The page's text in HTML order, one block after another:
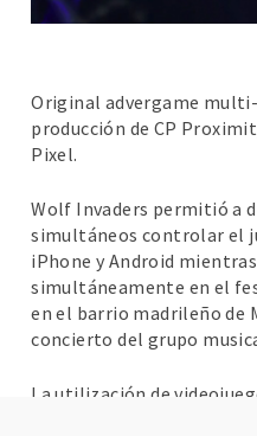
Original advergame
producción de CP
Pixel.
Wolf Invaders permitió a
simultáneos controlar el
iPhone y Android
simultáneamente en el
en el barrio madrileño de
concierto del grupo
La utilización de